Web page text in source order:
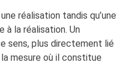
réalisation tandis qu’une
à la réalisation. Un
sens, plus directement lié
mesure où il constitue